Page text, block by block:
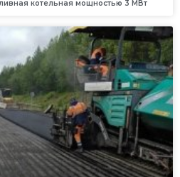
котельная мощностью 3 МВт